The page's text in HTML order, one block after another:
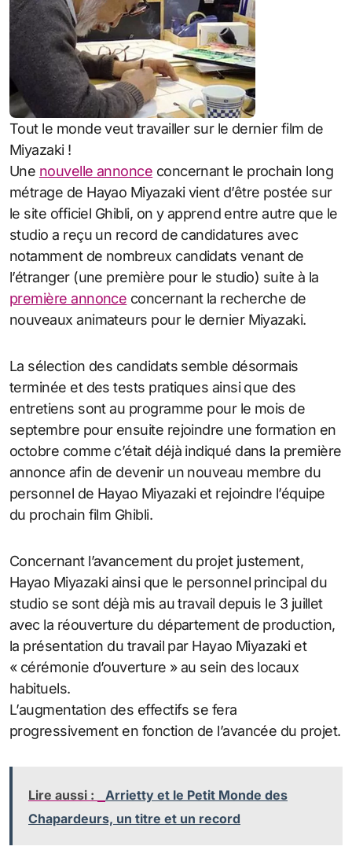
Tout le monde veut travailler sur le dernier film de
Miyazaki !
Une nouvelle annonce concernant le prochain long
métrage de Hayao Miyazaki vient d’être postée sur
le site officiel Ghibli, on y apprend entre autre que le
studio a reçu un record de candidatures avec
notamment de nombreux candidats venant de
l’étranger (une première pour le studio) suite à la
première annonce concernant la recherche de
nouveaux animateurs pour le dernier Miyazaki.
La sélection des candidats semble désormais
terminée et des tests pratiques ainsi que des
entretiens sont au programme pour le mois de
septembre pour ensuite rejoindre une formation en
octobre comme c’était déjà indiqué dans la première
annonce afin de devenir un nouveau membre du
personnel de Hayao Miyazaki et rejoindre l’équipe
du prochain film Ghibli.
Concernant l’avancement du projet justement,
Hayao Miyazaki ainsi que le personnel principal du
studio se sont déjà mis au travail depuis le 3 juillet
avec la réouverture du département de production,
la présentation du travail par Hayao Miyazaki et
« cérémonie d’ouverture » au sein des locaux
habituels.
L’augmentation des effectifs se fera
progressivement en fonction de l’avancée du projet.
Lire aussi :
Arrietty et le Petit Monde des
Chapardeurs, un titre et un record